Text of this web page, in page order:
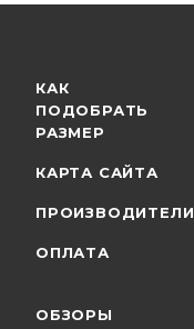
КАК
ПОДОБРАТЬ
РАЗМЕР
КАРТА САЙТА
ПРОИЗВОДИТЕЛИ
ОПЛАТА
ОБЗОРЫ